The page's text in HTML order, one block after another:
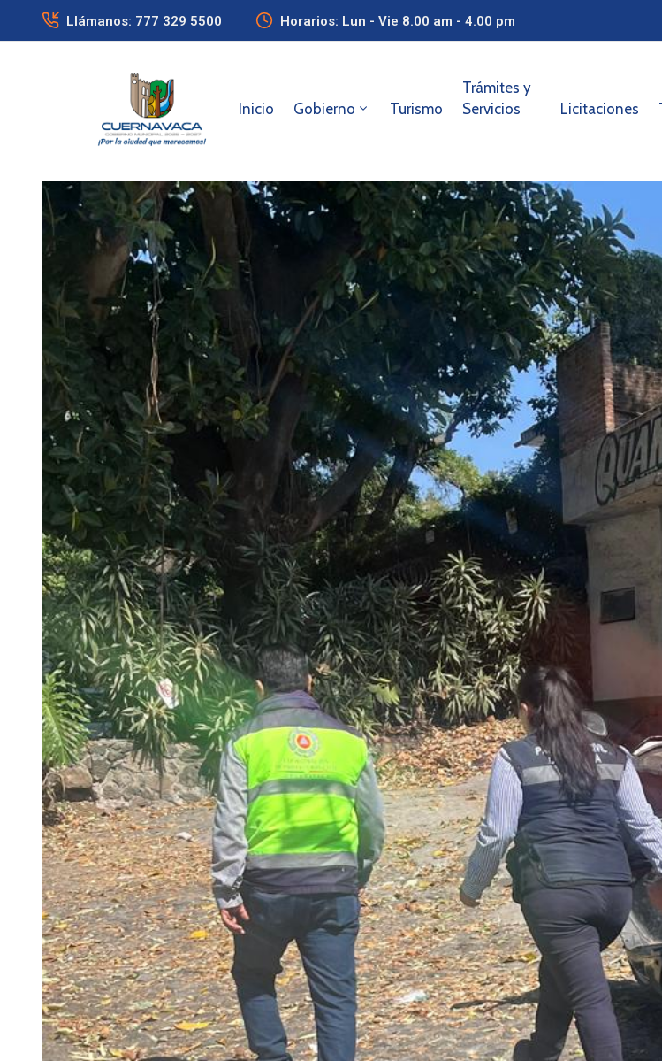
Llámanos: 777 329 5500 Horarios: Lun - Vie 8.00 am - 4.00 pm
Inicio Gobierno Turismo
Trámites y
Servicios
Licitaciones